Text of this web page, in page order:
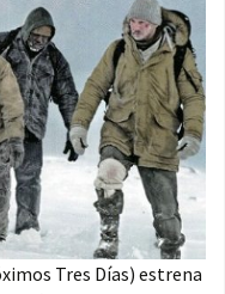
Tres Días) estrena